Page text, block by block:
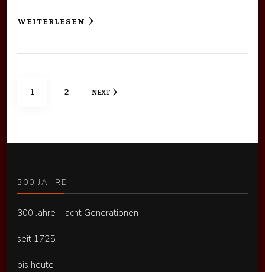
WEITERLESEN
Seitennummerierung
PAGE
1 PAGE
2 NEXT
300 JAHRE
300 Jahre – acht Generationen
seit 1725
bis heute